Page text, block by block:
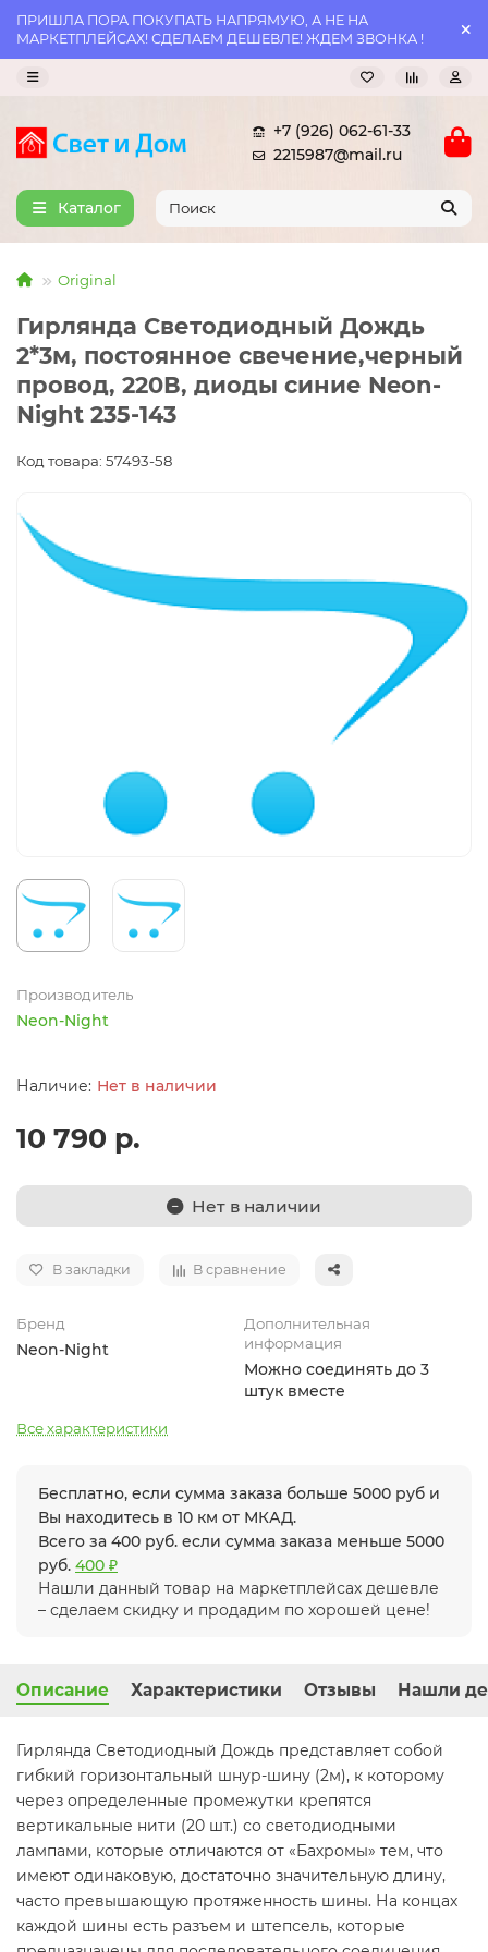
ПРИШЛА ПОРА ПОКУПАТЬ НАПРЯМУЮ, А НЕ НА
МАРКЕТПЛЕЙСАХ! СДЕЛАЕМ ДЕШЕВЛЕ! ЖДЕМ ЗВОНКА !
+7 (926) 062-61-33
2215987@mail.ru
Каталог
Original
Гирлянда Светодиодный Дождь
2*3м, постоянное свечение,черный
провод, 220В, диоды синие Neon-
Night 235-143
Код товара: 57493-58
Производитель
Neon-Night
Нет в наличии
10 790 р.
Нет в наличии
В закладки В сравнение
Бренд
Neon-Night
Дополнительная
информация
Можно соединять до 3
штук вместе
Все характеристики
Бесплатно, если сумма заказа больше 5000 руб и
Вы находитесь в 10 км от МКАД.
Всего за 400 руб. если сумма заказа меньше 5000
руб. 400 ₽
Нашли данный товар на маркетплейсах дешевле
– сделаем скидку и продадим по хорошей цене!
Описание Характеристики Отзывы Нашли
Гирлянда Светодиодный Дождь представляет собой
гибкий горизонтальный шнур-шину (2м), к которому
через определенные промежутки крепятся
вертикальные нити (20 шт.) со светодиодными
лампами, которые отличаются от «Бахромы» тем, что
имеют одинаковую, достаточно значительную длину,
часто превышающую протяженность шины. На концах
каждой шины есть разъем и штепсель, которые